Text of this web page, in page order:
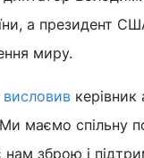
а президент
миру.
висловив
маємо спільну
нам зброю і